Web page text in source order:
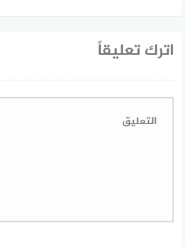
اترك تعليقاً